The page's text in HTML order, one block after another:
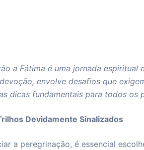
a Fátima é uma jornada
envolve desafios que
dicas fundamentais para todos os
Devidamente Sinalizados
a peregrinação, é essencial